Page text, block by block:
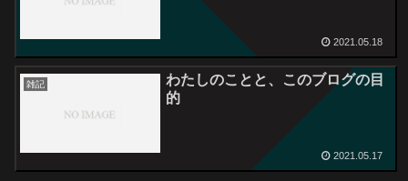
2021.05.18
雑記
わたしのことと、このブログの目
的
2021.05.17